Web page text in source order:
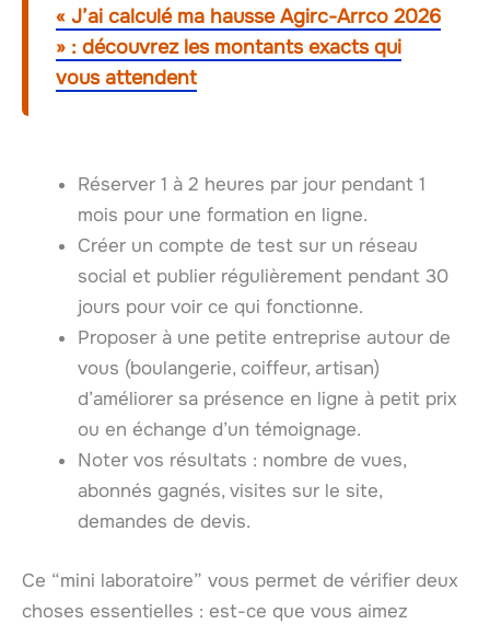
« J’ai calculé ma hausse Agirc-Arrco 2026
» : découvrez les montants exacts qui
vous attendent
Réserver 1 à 2 heures par jour pendant 1
mois pour une formation en ligne.
Créer un compte de test sur un réseau
social et publier régulièrement pendant 30
jours pour voir ce qui fonctionne.
Proposer à une petite entreprise autour de
vous (boulangerie, coiffeur, artisan)
d’améliorer sa présence en ligne à petit prix
ou en échange d’un témoignage.
Noter vos résultats : nombre de vues,
abonnés gagnés, visites sur le site,
demandes de devis.
Ce “mini laboratoire” vous permet de vérifier deux
choses essentielles : est-ce que vous aimez